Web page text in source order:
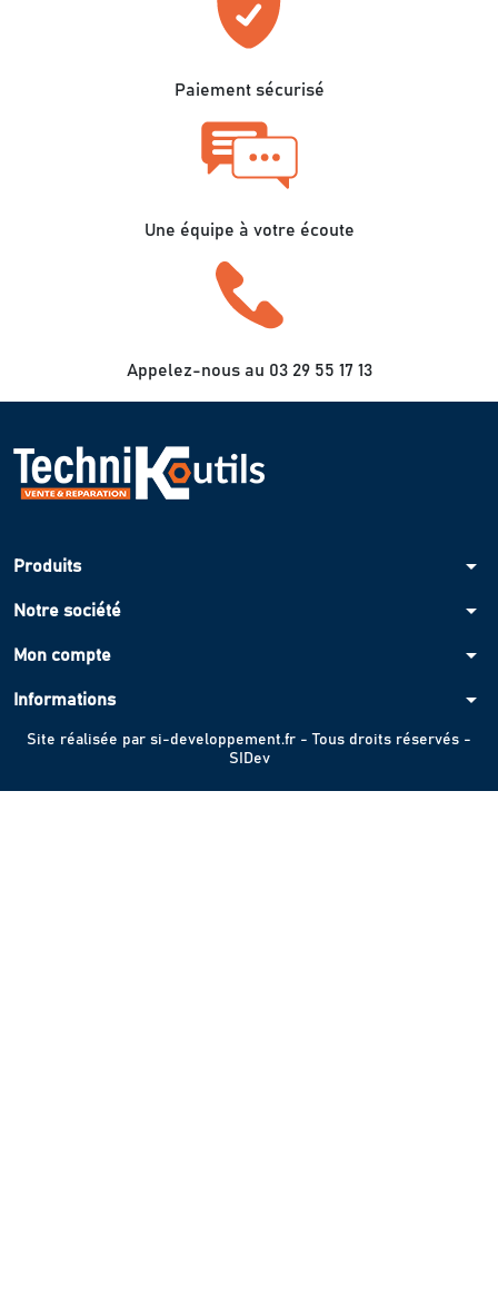
Paiement sécurisé
Une équipe à votre écoute
Appelez-nous au 03 29 55 17 13
Produits arrow_drop_down
Notre société arrow_drop_down
Mon compte arrow_drop_down
Informations arrow_drop_down
Site réalisée par si-developpement.fr - Tous droits réservés -
SIDev